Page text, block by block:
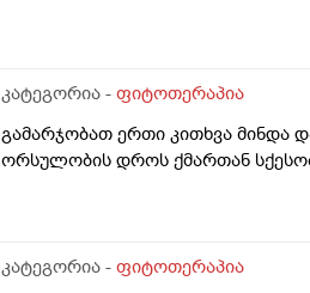
კატეგორია - ფიტოთერაპია
გამარჯობათ ერთი კითხვა მინდა
ორსულობის დროს ქმართან
კატეგორია - ფიტოთერაპია